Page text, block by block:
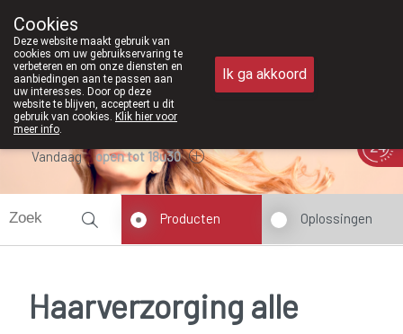
011/610300
Vandaag open tot 18u30
Producten Oplossingen
Haarverzorging alle
Cookies
Deze website maakt gebruik van
cookies om uw gebruikservaring te
verbeteren en om onze diensten en
aanbiedingen aan te passen aan
uw interesses. Door op deze
website te blijven, accepteert u dit
gebruik van cookies. Klik hier voor
meer info.
Ik ga akkoord